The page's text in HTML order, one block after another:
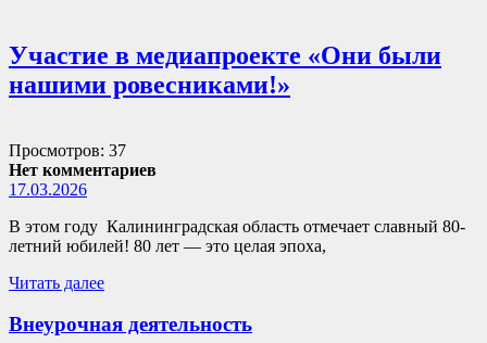
Участие в медиапроекте «Они были
нашими ровесниками!»
Просмотров: 37
Нет комментариев
17.03.2026
В этом году Калининградская область отмечает славный 80-
летний юбилей! 80 лет — это целая эпоха,
Читать далее
Внеурочная деятельность